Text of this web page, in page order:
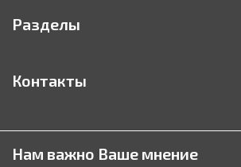
Разделы
Контакты
Нам важно Ваше мнение